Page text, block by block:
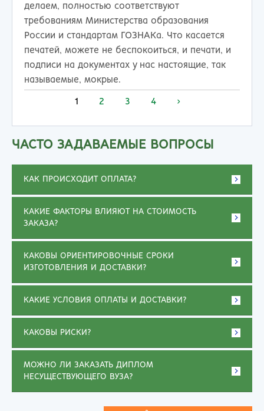
делаем, полностью соответствуют
требованиям Министерства образования
России и стандартам ГОЗНАКа. Что касается
печатей, можете не беспокоиться, и печати, и
подписи на документах у нас настоящие, так
называемые, мокрые.
1 2 3 4 >
ЧАСТО ЗАДАВАЕМЫЕ ВОПРОСЫ
КАК ПРОИСХОДИТ ОПЛАТА?
КАКИЕ ФАКТОРЫ ВЛИЯЮТ НА СТОИМОСТЬ
ЗАКАЗА?
КАКОВЫ ОРИЕНТИРОВОЧНЫЕ СРОКИ
ИЗГОТОВЛЕНИЯ И ДОСТАВКИ?
КАКИЕ УСЛОВИЯ ОПЛАТЫ И ДОСТАВКИ?
КАКОВЫ РИСКИ?
МОЖНО ЛИ ЗАКАЗАТЬ ДИПЛОМ
НЕСУЩЕСТВУЮЩЕГО ВУЗА?